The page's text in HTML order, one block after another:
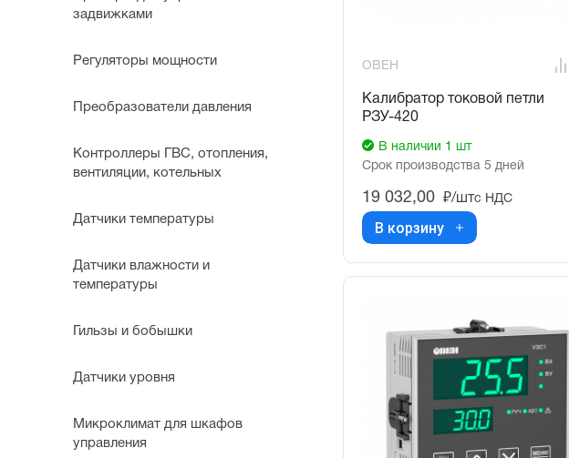
задвижками
Регуляторы мощности
Преобразователи давления
Контроллеры ГВС, отопления,
вентиляции, котельных
Датчики температуры
Датчики влажности и
температуры
Гильзы и бобышки
Датчики уровня
Микроклимат для шкафов
управления
ОВЕН
Калибратор токовой петли
РЗУ-420
В наличии 1 шт
Срок производства 5 дней
19 032,00 ₽/штс НДС
В корзину